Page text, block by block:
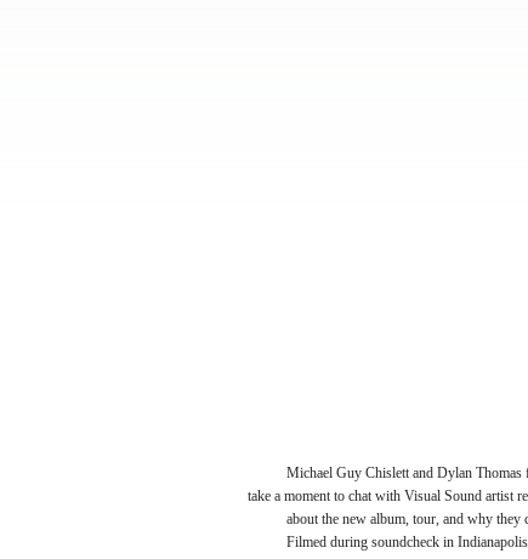
Michael Guy Chislett and Dylan
take a moment to chat with Visual Sound artist
about the new album, tour, and why they
Filmed during soundcheck in